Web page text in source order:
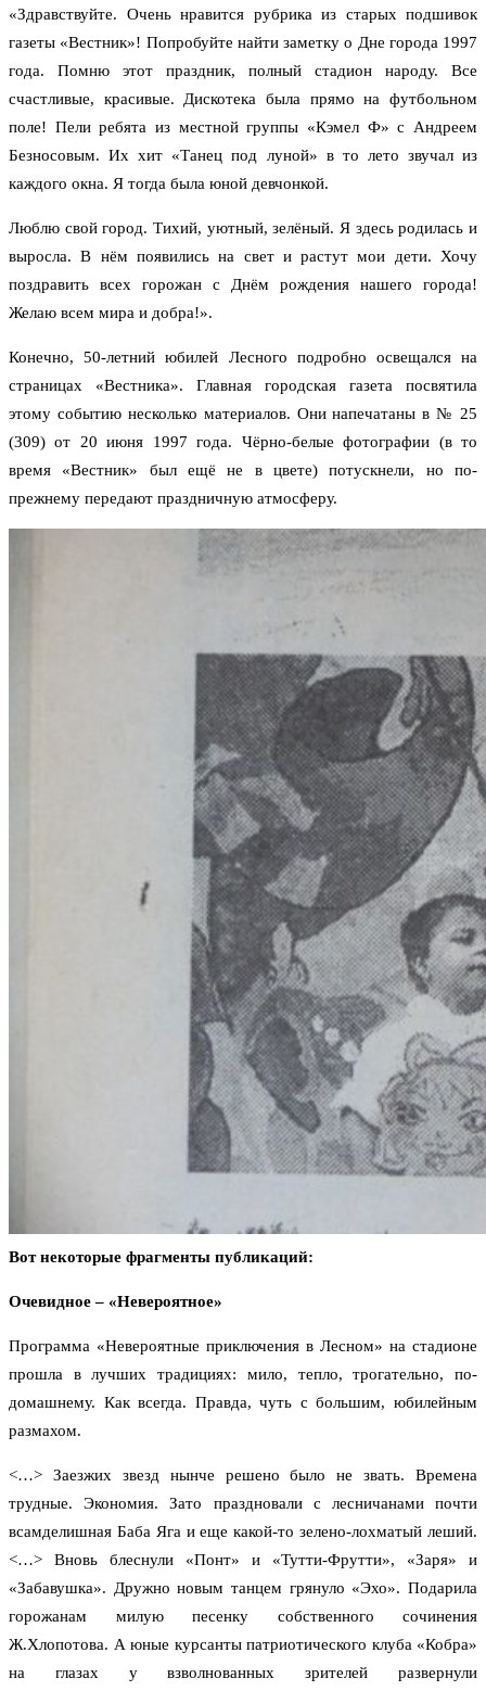
«Здравствуйте. Очень нравится рубрика из старых подшивок
газеты «Вестник»! Попробуйте найти заметку о Дне города 1997
года. Помню этот праздник, полный стадион народу. Все
счастливые, красивые. Дискотека была прямо на футбольном
поле! Пели ребята из местной группы «Кэмел Ф» с Андреем
Безносовым. Их хит «Танец под луной» в то лето звучал из
каждого окна. Я тогда была юной девчонкой.
Люблю свой город. Тихий, уютный, зелёный. Я здесь родилась и
выросла. В нём появились на свет и растут мои дети. Хочу
поздравить всех горожан с Днём рождения нашего города!
Желаю всем мира и добра!».
Конечно, 50-летний юбилей Лесного подробно освещался на
страницах «Вестника». Главная городская газета посвятила
этому событию несколько материалов. Они напечатаны в № 25
(309) от 20 июня 1997 года. Чёрно-белые фотографии (в то
время «Вестник» был ещё не в цвете) потускнели, но по-
прежнему передают праздничную атмосферу.
Вот некоторые фрагменты публикаций:
Очевидное – «Невероятное»
Программа «Невероятные приключения в Лесном» на стадионе
прошла в лучших традициях: мило, тепло, трогательно, по-
домашнему. Как всегда. Правда, чуть с большим, юбилейным
размахом.
<…> Заезжих звезд нынче решено было не звать. Времена
трудные. Экономия. Зато праздновали с лесничанами почти
всамделишная Баба Яга и еще какой-то зелено-лохматый леший.
<…> Вновь блеснули «Понт» и «Тутти-Фрутти», «Заря» и
«Забавушка». Дружно новым танцем грянуло «Эхо». Подарила
горожанам милую песенку собственного сочинения
Ж.Хлопотова. А юные курсанты патриотического клуба «Кобра»
на глазах у взволнованных зрителей развернули